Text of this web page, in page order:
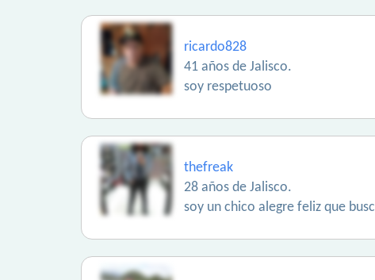
ricardo828
41 años de Jalisco.
soy respetuoso
thefreak
28 años de Jalisco.
soy un chico alegre feliz que